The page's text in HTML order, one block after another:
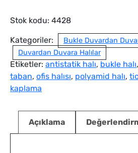
Stok kodu: 4428
Kategoriler: Bukle Duvardan
Duvardan Duvara Halılar
Etiketler: antistatik halı, bukle halı,
taban, ofis halısı, polyamid halı,
kaplama
Açıklama